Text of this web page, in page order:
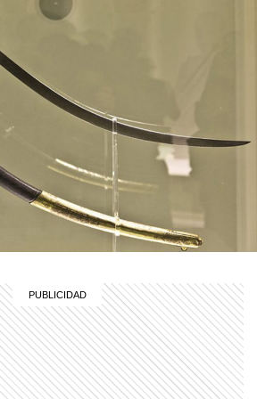
¿Cuándo y dónde nació José de San
Martín?
¿Sabías que Manuel Belgrano era
descendiente de italianos?
¿Cómo hubiera quedado el mapa de
provincias que declararon la
independencia?
MI PAIS
20 de julio de 1816: el día en que el
Congreso adoptó la bandera creada
por Belgrano